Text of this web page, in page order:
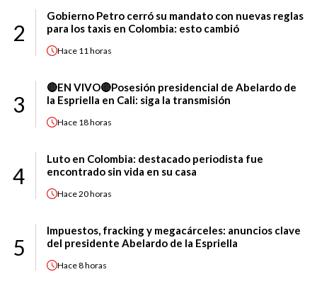
2
Gobierno Petro cerró su mandato con nuevas reglas
para los taxis en Colombia: esto cambió
Hace 11 horas
3
🔴EN VIVO🔴Posesión presidencial de Abelardo de
la Espriella en Cali: siga la transmisión
Hace 18 horas
4
Luto en Colombia: destacado periodista fue
encontrado sin vida en su casa
Hace20 horas
5
Impuestos, fracking y megacárceles: anuncios clave
del presidente Abelardo de la Espriella
Hace8 horas